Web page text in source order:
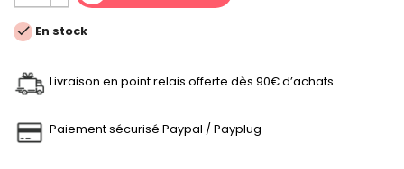
 En stock
Livraison en point relais offerte dès 90€ d’achats
Paiement sécurisé Paypal / Payplug